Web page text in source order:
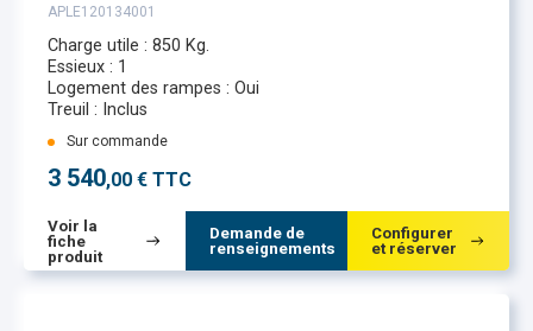
APLE120134001
Charge utile : 850 Kg.
Essieux : 1
Logement des rampes : Oui
Treuil : Inclus
Sur commande
3 540,00 € TTC
Voir la
fiche
produit
Demande de
renseignements
Configurer
et réserver